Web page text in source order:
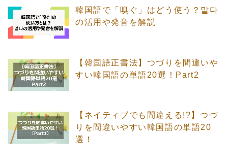
韓国語で「嗅ぐ」はどう使う？맡다
の活用や発音を解説
【韓国語正書法】つづりを間違いや
すい韓国語の単語20選！Part2
【ネイティブでも間違える!?】つづ
りを間違いやすい韓国語の単語20
選！